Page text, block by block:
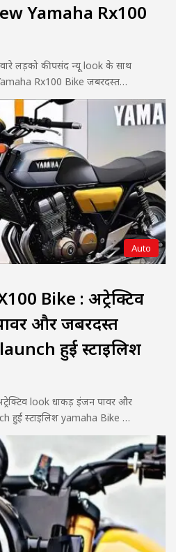
Yamaha Rx100
लड़को की पसंद न्यू look के साथ
Rx100 Bike जबरदस्त…
Auto
Bike : अट्रेक्टिव
और जबरदस्त
हुई स्टाइलिश
look धाकड़ इंजन पावर और
हुई स्टाइलिश yamaha Bike …